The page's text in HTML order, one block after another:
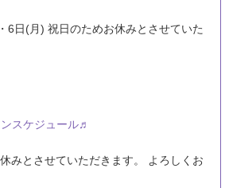
6日(月) 祝日のためお休みとさせていた
スケジュール♬
みとさせていただきます。 よろしくお